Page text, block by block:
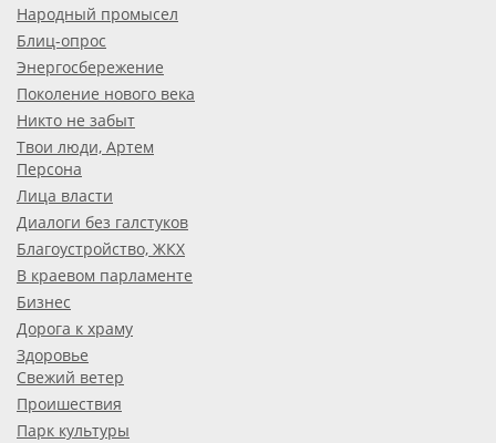
Народный промысел
Блиц-опрос
Энергосбережение
Поколение нового века
Никто не забыт
Твои люди, Артем
Персона
Лица власти
Диалоги без галстуков
Благоустройство, ЖКХ
В краевом парламенте
Бизнес
Дорога к храму
Здоровье
Свежий ветер
Проишествия
Парк культуры